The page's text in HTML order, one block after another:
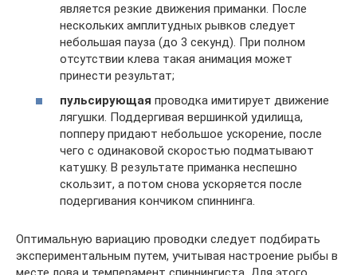
является резкие движения приманки. После
нескольких амплитудных рывков следует
небольшая пауза (до 3 секунд). При полном
отсутствии клева такая анимация может
принести результат;
пульсирующая проводка имитирует движение
лягушки. Поддергивая вершинкой удилища,
попперу придают небольшое ускорение, после
чего с одинаковой скоростью подматывают
катушку. В результате приманка неспешно
скользит, а потом снова ускоряется после
подергивания кончиком спиннинга.
Оптимальную вариацию проводки следует подбирать
экспериментальным путем, учитывая настроение рыбы в